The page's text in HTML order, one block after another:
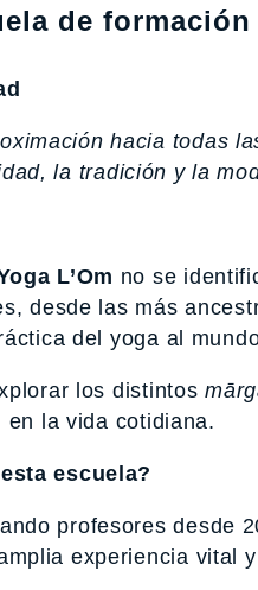
de
hacia todas
la tradición y la
L’Om no se
desde las más
del yoga al
los distintos
la vida cotidiana.
escuela?
profesores desde
experiencia vital